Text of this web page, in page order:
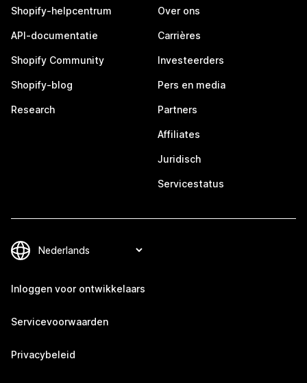
Shopify-helpcentrum
API-documentatie
Shopify Community
Shopify-blog
Research
Over ons
Carrières
Investeerders
Pers en media
Partners
Affiliates
Juridisch
Servicestatus
Inloggen voor ontwikkelaars
Servicevoorwaarden
Privacybeleid